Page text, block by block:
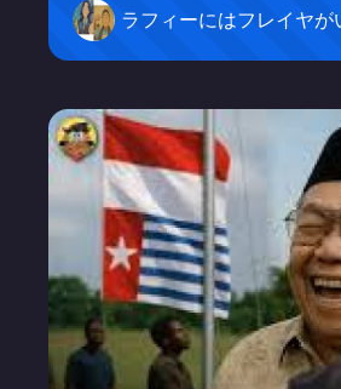
ラフィーにはフレイヤ